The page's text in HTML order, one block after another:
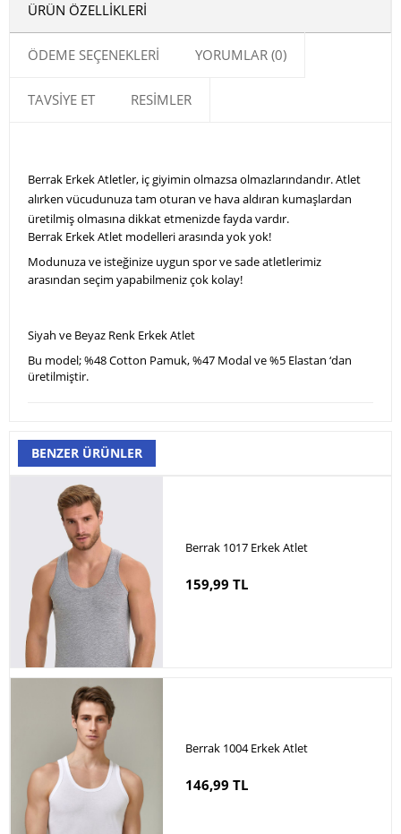
ÜRÜN ÖZELLIKLERI
ÖDEME SEÇENEKLERI YORUMLAR (0)
TAVSIYE ET RESIMLER
Berrak Erkek Atletler, iç giyimin olmazsa olmazlarındandır. Atlet
alırken vücudunuza tam oturan ve hava aldıran kumaşlardan
üretilmiş olmasına dikkat etmenizde fayda vardır.
Berrak Erkek Atlet modelleri arasında yok yok!
Modunuza ve isteğinize uygun spor ve sade atletlerimiz
arasından seçim yapabilmeniz çok kolay!
Siyah ve Beyaz Renk Erkek Atlet
Bu model; %48 Cotton Pamuk, %47 Modal ve %5 Elastan ‘dan
üretilmiştir.
BENZER ÜRÜNLER
Berrak 1017 Erkek Atlet
159,99 TL
Berrak 1004 Erkek Atlet
146,99 TL